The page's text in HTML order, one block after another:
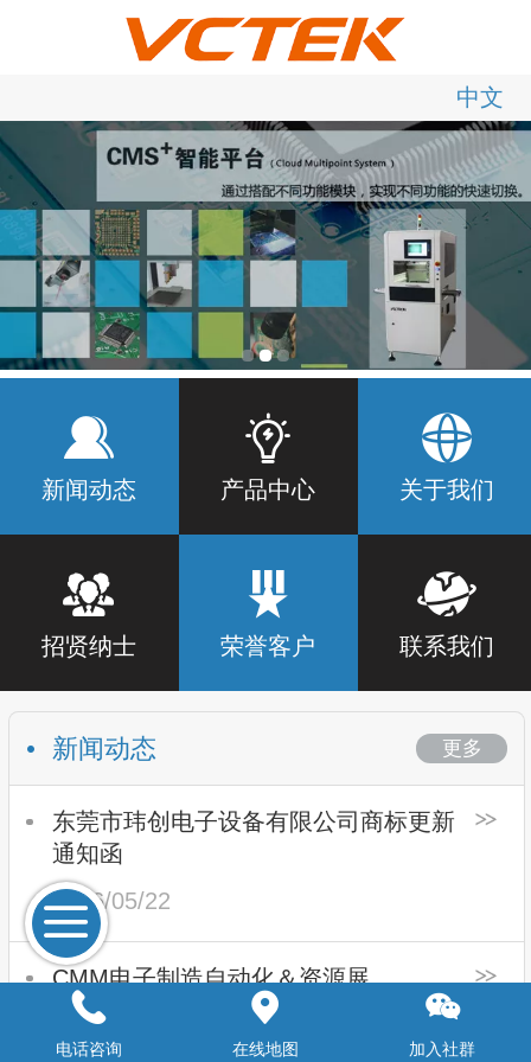
中文
中文
English
新闻动态 产品中心 关于我们
招贤纳士 荣誉客户 联系我们
新闻动态 更多
东莞市玮创电⼦设备有限公司商标更新
通知函
2026/05/22
CMM电子制造自动化＆资源展
VECTRON展台
电话咨询 在线地图 加入社群